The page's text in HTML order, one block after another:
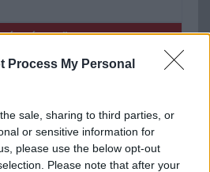
Process My Personal
sale, sharing to third parties, or
or sensitive information for
please use the below opt-out
Please note that after your
ÉRZÉKELŐK
Nincs
alap szolgáltatás
alap szolgáltatás